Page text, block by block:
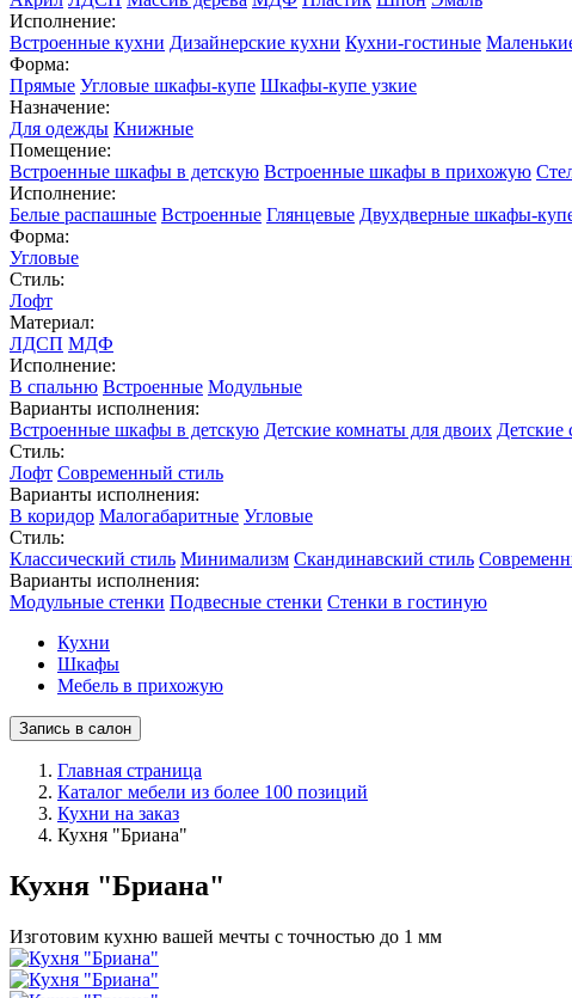
Исполнение:
Встроенные кухни Дизайнерские кухни Кухни-гостиные
Форма:
Прямые Угловые шкафы-купе Шкафы-купе узкие
Назначение:
Для одежды Книжные
Помещение:
Встроенные шкафы в детскую Встроенные шкафы в прихожую
Исполнение:
Белые распашные Встроенные Глянцевые Двухдверные шкафы-
Форма:
Угловые
Стиль:
Лофт
Материал:
ЛДСП МДФ
Исполнение:
В спальню Встроенные Модульные
Варианты исполнения:
Встроенные шкафы в детскую Детские комнаты для двоих Детские
Стиль:
Лофт Современный стиль
Варианты исполнения:
В коридор Малогабаритные Угловые
Стиль:
Классический стиль Минимализм Скандинавский стиль
Варианты исполнения:
Модульные стенки Подвесные стенки Стенки в гостиную
Кухни
Шкафы
Мебель в прихожую
Запись в салон
Главная страница
Каталог мебели из более 100 позиций
Кухни на заказ
Кухня "Бриана"
Кухня "Бриана"
Изготовим кухню вашей мечты с точностью до 1 мм